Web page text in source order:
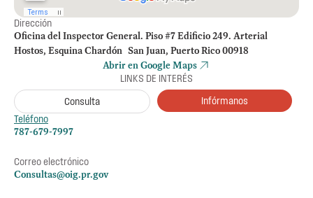
Dirección
Oficina del Inspector General. Piso #7 Edificio 249. Arterial
Hostos, Esquina Chardón San Juan, Puerto Rico 00918
Abrir en Google Maps
LINKS DE INTERÉS
Consulta
Infórmanos
Teléfono
787-679-7997
Correo electrónico
Consultas@oig.pr.gov